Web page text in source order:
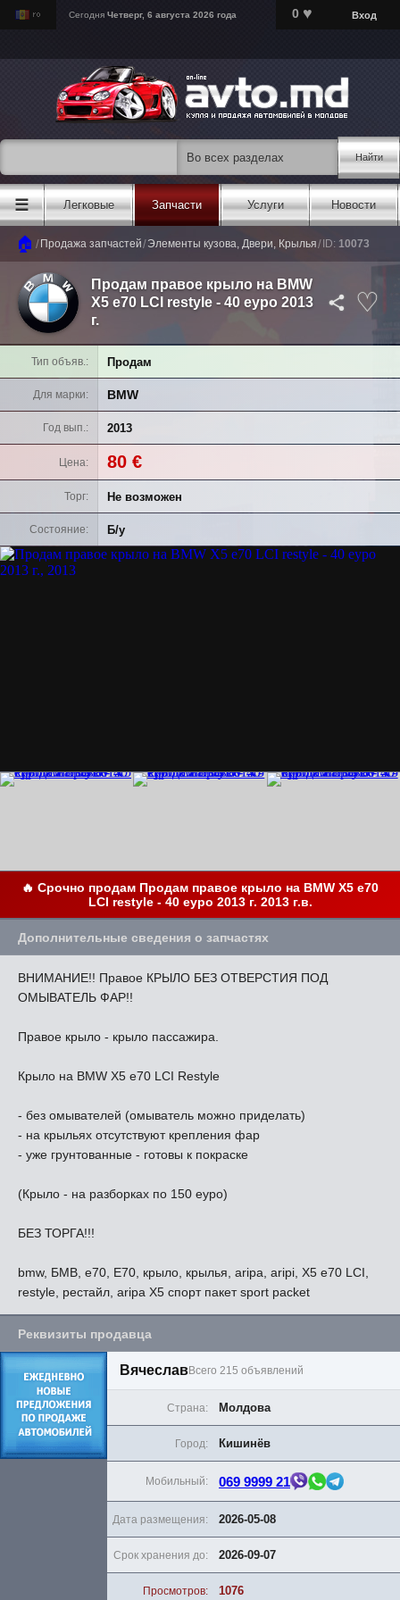
Сегодня Четверг, 6 августа 2026 года 0 ♥ Вход
Найти
☰ Легковые Запчасти Услуги Новости
🏠 / Продажа запчастей/Элементы кузова, Двери, Крылья/ ID: 10073
Продам правое крыло на BMW
X5 e70 LCI restyle - 40 еуро 2013
г.
Тип объяв. Продам
Для марки BMW
Год вып. 2013
Цена 80 €
Торг Не возможен
Состояние Б/у
🔥 Срочно продам Продам правое крыло на BMW X5 e70
LCI restyle - 40 еуро 2013 г. 2013 г.в.
Дополнительные сведения о запчастях
ВНИМАНИЕ!! Правое КРЫЛО БЕЗ ОТВЕРСТИЯ ПОД
ОМЫВАТЕЛЬ ФАР!!
Правое крыло - крыло пассажира.
Крыло на BMW X5 e70 LCI Restyle
- без омывателей (омыватель можно приделать)
- на крыльях отсутствуют крепления фар
- уже грунтованные - готовы к покраске
(Крыло - на разборках по 150 еуро)
БЕЗ ТОРГА!!!
bmw, БМВ, e70, Е70, крыло, крылья, aripa, aripi, X5 e70 LCI,
restyle, рестайл, aripa X5 спорт пакет sport packet
Реквизиты продавца
ВячеславВсего 215 объявлений
Страна: Молдова
Дата размещения: 2026-05-08
Город: Кишинёв
Срок хранения до: 2026-09-07
Мобильный: 069 9999 21
Просмотров: 1076